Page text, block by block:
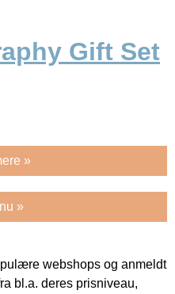
Gift Set
»
»
webshops og anmeldt
bl.a. deres prisniveau,